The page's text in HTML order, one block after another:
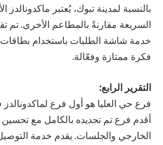
بالنسبة لمدينة تبوك، يُعتبر
السريعة مقارنةً بالمطاعم الأخرى. تم
خدمة شاشة الطلبات باستخدام
فكرة ممتازة وفعّالة.
التقرير الرابع:
فرع حي العليا هو أول فرع
أقدم فرع تم تجديده بالكامل مع تحسين
الخارجي والجلسات. يقدم خدمة